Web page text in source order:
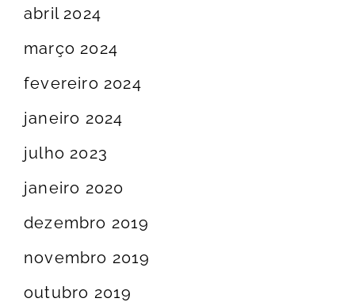
abril 2024
março 2024
fevereiro 2024
janeiro 2024
julho 2023
janeiro 2020
dezembro 2019
novembro 2019
outubro 2019